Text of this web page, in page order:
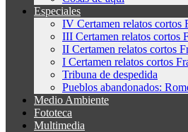
Especiales
IV Certamen relatos cortos
III Certamen relatos cortos
II Certamen relatos cortos
I Certamen relatos cortos
Tribuna de despedida
Pueblos abandonados:
Medio Ambiente
Fototeca
Multimedia